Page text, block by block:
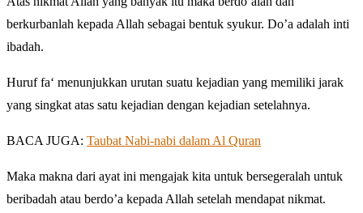
berkurbanlah kepada Allah sebagai bentuk syukur. Do’a adalah inti
ibadah.
Huruf fa‘ menunjukkan urutan suatu kejadian yang memiliki jarak
yang singkat atas satu kejadian dengan kejadian setelahnya.
BACA JUGA: Taubat Nabi-nabi dalam Al Quran
Maka makna dari ayat ini mengajak kita untuk bersegeralah untuk
beribadah atau berdo’a kepada Allah setelah mendapat nikmat.